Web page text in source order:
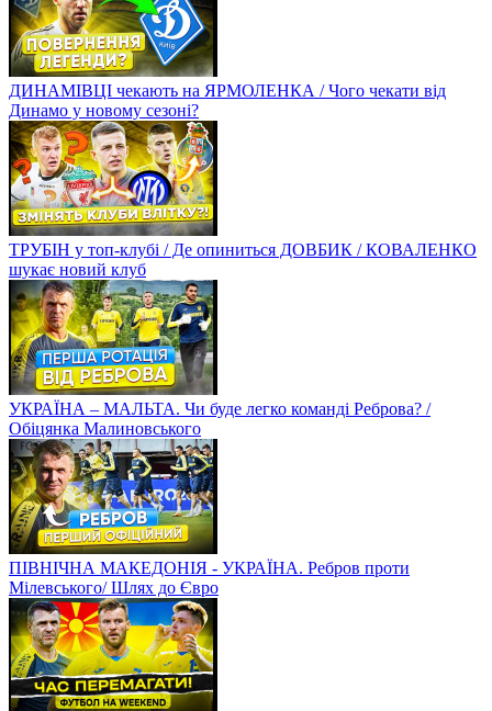
ДИНАМІВЦІ чекають на ЯРМОЛЕНКА / Чого чекати від
Динамо у новому сезоні?
ТРУБІН у топ-клубі / Де опиниться ДОВБИК / КОВАЛЕНКО
шукає новий клуб
УКРАЇНА – МАЛЬТА. Чи буде легко команді Реброва? /
Обіцянка Малиновського
ПІВНІЧНА МАКЕДОНІЯ - УКРАЇНА. Ребров проти
Мілевського/ Шлях до Євро